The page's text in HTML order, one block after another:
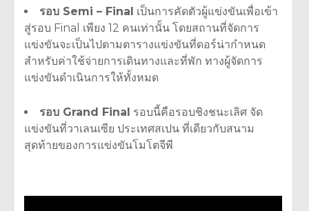
รอบ Semi – Final เป็นการคัดตัวผู้แข่งขันเพื่อเข้า
สู่รอบ Final เพียง 12 คนเท่านั้น โดยสถานที่จัดการ
แข่งขันจะเป็นไปตามตารางแข่งขันที่ดอร์น่ากำหนด
สำหรับค่าใช้จ่ายการเดินทางและที่พัก ทางผู้จัดการ
แข่งขันดำเนินการให้ทั้งหมด
รอบ Grand Final รอบนี้คือรอบชิงชนะเลิศ จัด
แข่งขันที่วาเลนเซีย ประเทศสเปน ที่เดียวกับสนาม
สุดท้ายของการแข่งขันโมโตจีพี